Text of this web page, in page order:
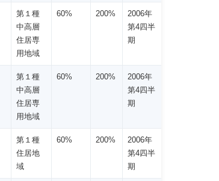
第１種
中高層
住居専
用地域
60% 200%
2006年
第4四半
期
第１種
中高層
住居専
用地域
60% 200%
2006年
第4四半
期
第１種
住居地
域
60% 200%
2006年
第4四半
期